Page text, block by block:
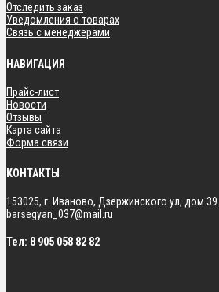
Отследить заказ
Уведомления о товарах
Связь с менеджерами
НАВИГАЦИЯ
Прайс-лист
Новости
Отзывы
Карта сайта
Форма связи
КОНТАКТЫ
153025, г. Иваново, Дзержинского ул, дом 39
barsegyan_037@mail.ru
Тел: 8 905 058 82 82